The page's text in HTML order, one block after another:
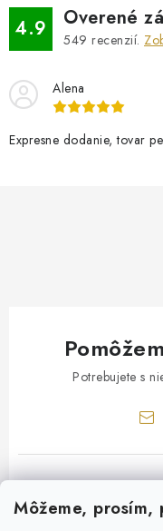
Môžeme,
4.9 Overené
549 recenzií.
Alena
Expresne dodanie, tovar
Potrebujete s